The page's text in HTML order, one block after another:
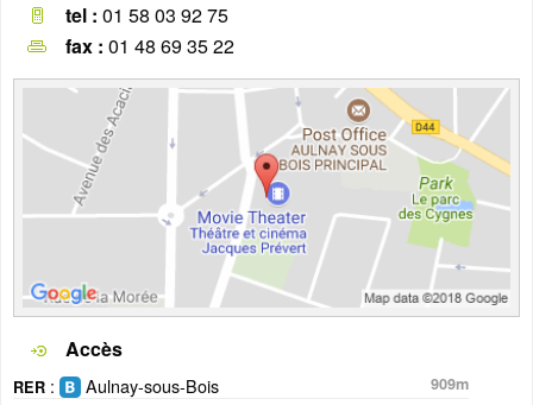
tel : 01 58 03 92 75
fax : 01 48 69 35 22
Accès
RER : Aulnay-sous-Bois 909m